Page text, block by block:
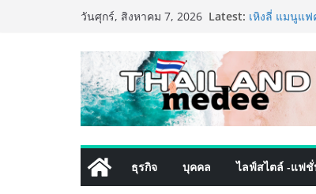
วันศุกร์, สิงหาคม 7, 2026 Latest: เหิงลี่ แมนูแฟ
TECNO ปร
เท็ม เสิร์ฟให
8 Series จุดเ
PIPPER
เลี้ยง ชูนวัตก
ปลอดภัย ไร้ส
เริ่มแล้ว! อ.
ใจกลางมหา
ไทย วันนี้ –
ธุรกิจ บุคคล ไลฟ์สไตล์ -แฟ